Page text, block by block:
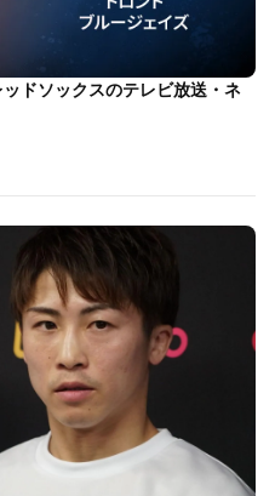
ドソックスのテレビ放送・ネ